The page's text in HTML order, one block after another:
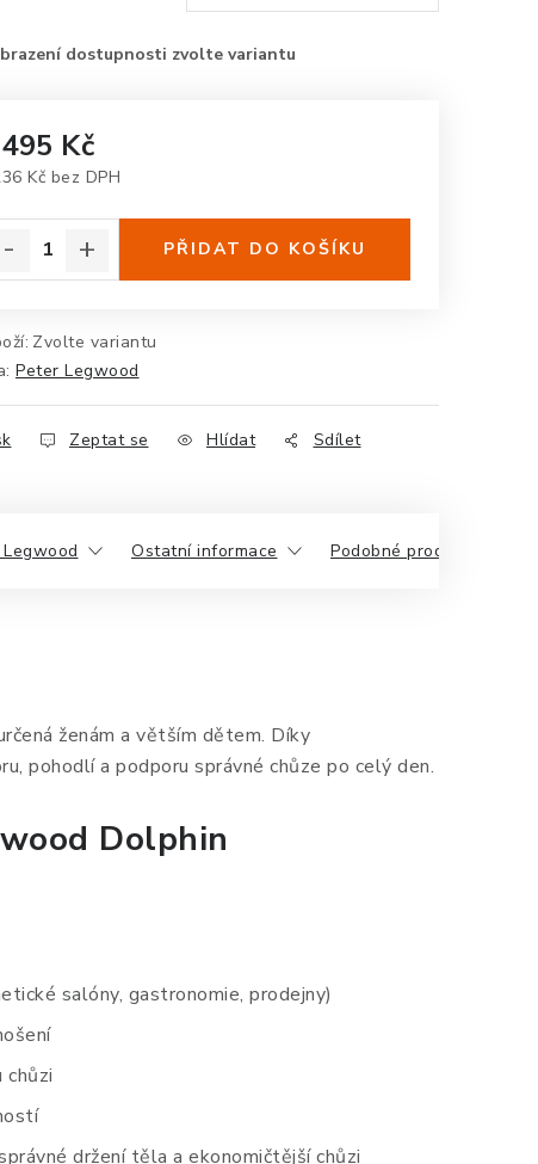
Kč
Kč bez DPH
PŘIDAT DO KOŠÍKU
Zvolte variantu
Peter Legwood
Zeptat se Hlídat Sdílet
Ostatní informace Podobné produkty
ženám a větším dětem. Díky
pohodlí a podporu správné chůze po celý den.
Dolphin
salóny, gastronomie, prodejny)
držení těla a ekonomičtější chůzi